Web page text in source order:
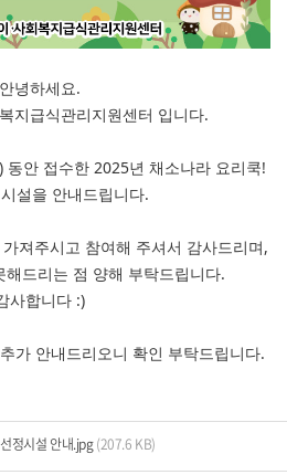
안녕하세요.
지급식관리지원센터 입니다.
동안 접수한 2025년 채소나라 요리쿡!
설을 안내드립니다.
져주시고 참여해 주셔서 감사드리며,
드리는 점 양해 부탁드립니다.
사합니다 :)
가 안내드리오니 확인 부탁드립니다.
정시설 안내.jpg(207.6 KB)